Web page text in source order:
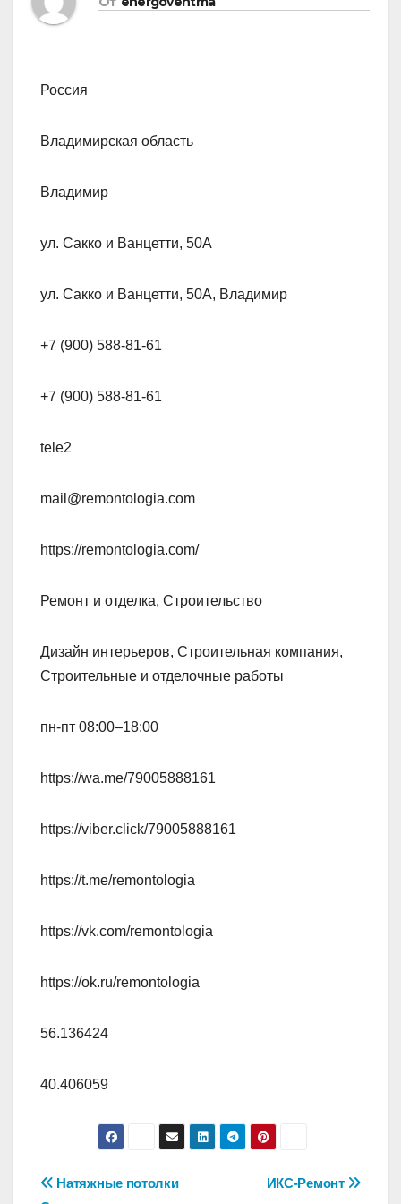
Россия
Владимирская область
Владимир
ул. Сакко и Ванцетти, 50А
ул. Сакко и Ванцетти, 50А, Владимир
+7 (900) 588-81-61
+7 (900) 588-81-61
tele2
mail@remontologia.com
https://remontologia.com/
Ремонт и отделка, Строительство
Дизайн интерьеров, Строительная компания,
Строительные и отделочные работы
пн-пт 08:00–18:00
https://wa.me/79005888161
https://viber.click/79005888161
https://t.me/remontologia
https://vk.com/remontologia
https://ok.ru/remontologia
56.136424
40.406059
Навигация ИКС-Ремонт
Натяжные потолки